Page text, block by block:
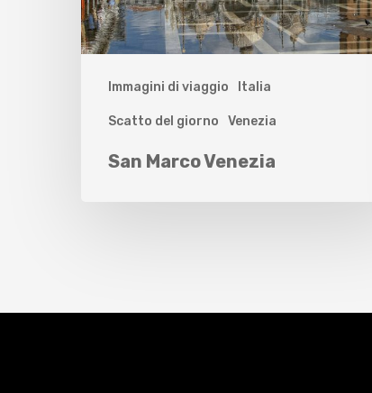
Immagini di viaggio Italia
Scatto del giorno Venezia
San Marco Venezia